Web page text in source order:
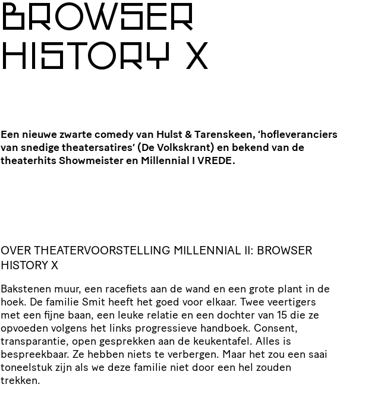
BROWSER
HISTORY X
Een nieuwe zwarte comedy van Hulst & Tarenskeen, ‘hofleveranciers
van snedige theatersatires’ (De Volkskrant) en bekend van de
theaterhits Showmeister en Millennial I VREDE.
OVER THEATERVOORSTELLING MILLENNIAL II: BROWSER
HISTORY X
Bakstenen muur, een racefiets aan de wand en een grote plant in de
hoek. De familie Smit heeft het goed voor elkaar. Twee veertigers
met een fijne baan, een leuke relatie en een dochter van 15 die ze
opvoeden volgens het links progressieve handboek. Consent,
transparantie, open gesprekken aan de keukentafel. Alles is
bespreekbaar. Ze hebben niets te verbergen. Maar het zou een saai
toneelstuk zijn als we deze familie niet door een hel zouden
trekken.